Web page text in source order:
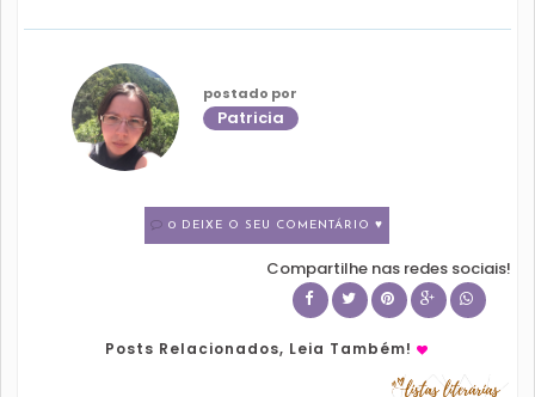
postado por
Patricia
0 DEIXE O SEU COMENTÁRIO ♥
Compartilhe nas redes sociais!
Posts Relacionados, Leia Também!